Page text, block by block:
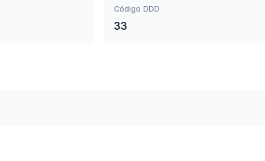
Código DDD
33